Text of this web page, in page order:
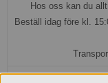
Hos oss kan du
Beställ idag före kl.